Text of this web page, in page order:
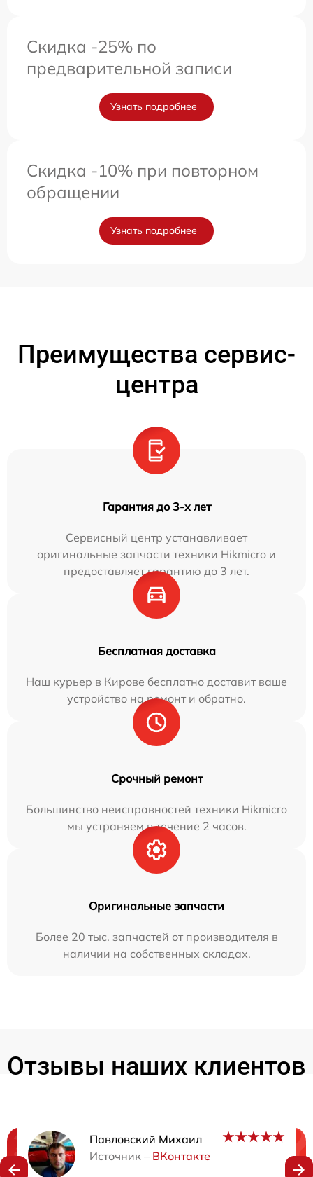
Скидка -25% по
предварительной записи
Узнать подробнее
Скидка -10% при повторном
обращении
Узнать подробнее
Преимущества сервис-
центра
Гарантия до 3-х лет
Сервисный центр устанавливает
оригинальные запчасти техники Hikmicro и
предоставляет гарантию до 3 лет.
Бесплатная доставка
Наш курьер в Кирове бесплатно доставит ваше
устройство на ремонт и обратно.
Срочный ремонт
Большинство неисправностей техники Hikmicro
мы устраняем в течение 2 часов.
Оригинальные запчасти
Более 20 тыс. запчастей от производителя в
наличии на собственных складах.
Отзывы наших клиентов
Павловский Михаил
Источник – ВКонтакте
Нужна консультация?